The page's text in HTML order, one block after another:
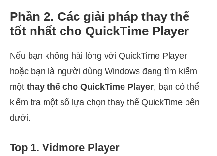
Phần 2. Các giải pháp thay thế
tốt nhất cho QuickTime Player
Nếu bạn không hài lòng với QuickTime Player
hoặc bạn là người dùng Windows đang tìm kiếm
một thay thế cho QuickTime Player, bạn có thể
kiểm tra một số lựa chọn thay thế QuickTime bên
dưới.
Top 1. Vidmore Player